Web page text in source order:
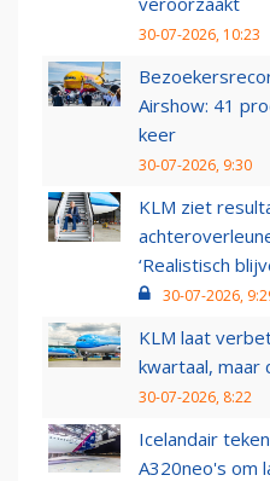
30-07-2026, 10:23
Airshow: 41
keer
30-07-2026, 9:30
KLM ziet
‘Realistisch
30-07-2026,
KLM laat
kwartaal, maar
30-07-2026, 8:22
Icelandair
A320neo's om